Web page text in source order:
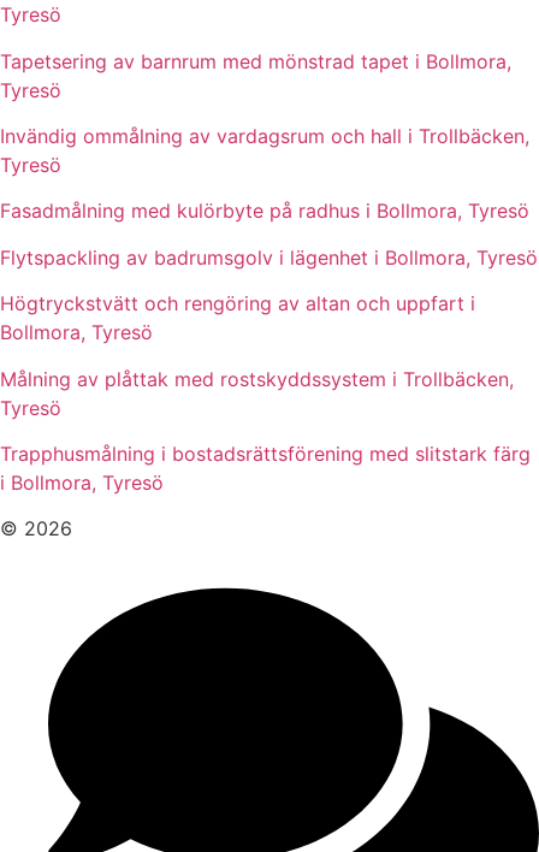
Tyresö
Tapetsering av barnrum med mönstrad tapet i Bollmora,
Tyresö
Invändig ommålning av vardagsrum och hall i Trollbäcken,
Tyresö
Fasadmålning med kulörbyte på radhus i Bollmora, Tyresö
Flytspackling av badrumsgolv i lägenhet i Bollmora, Tyresö
Högtryckstvätt och rengöring av altan och uppfart i
Bollmora, Tyresö
Målning av plåttak med rostskyddssystem i Trollbäcken,
Tyresö
Trapphusmålning i bostadsrättsförening med slitstark färg
i Bollmora, Tyresö
© 2026